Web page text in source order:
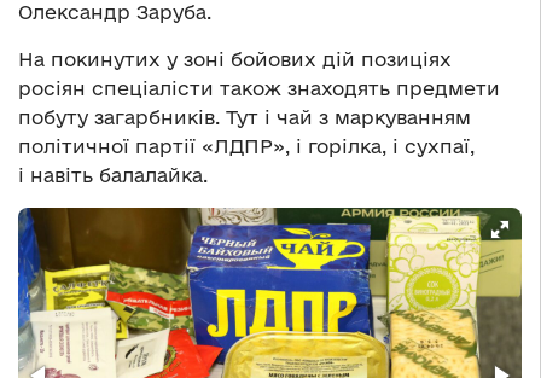
Олександр Заруба.
На покинутих у зоні бойових дій позиціях
росіян спеціалісти також знаходять предмети
побуту загарбників. Тут і чай з маркуванням
політичної партії «ЛДПР», і горілка, і сухпаї,
і навіть балалайка.